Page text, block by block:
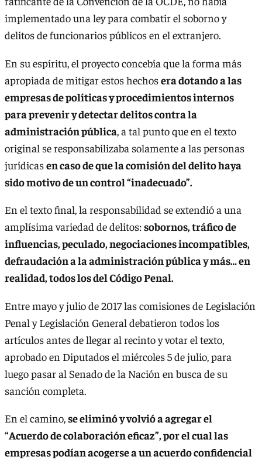
implementado una ley para combatir el soborno y
delitos de funcionarios públicos en el extranjero.
En su espíritu, el proyecto concebía que la forma más
apropiada de mitigar estos hechosera dotando a las
empresas de políticas y procedimientos internos
para prevenir y detectar delitos contra la
administración pública, a tal punto que en el texto
original se responsabilizaba solamente a las personas
jurídicasen caso de que la comisión del delito haya
sido motivo de un control “inadecuado”.
En el texto final, la responsabilidad se extendió a una
amplísima variedad de delitos:sobornos, tráfico de
influencias, peculado, negociaciones incompatibles,
defraudación a la administración pública y más… en
realidad, todos los del Código Penal.
Entre mayo y julio de 2017 las comisiones de Legislación
Penal y Legislación General debatieron todos los
artículos antes de llegar al recinto y votar el texto,
aprobado en Diputados el miércoles 5 de julio, para
luego pasar al Senado de la Nación en busca de su
sanción completa.
En el camino,se eliminó y volvió a agregar el
“Acuerdo de colaboración eficaz”, por el cual las
empresas podían acogerse a un acuerdo confidencial